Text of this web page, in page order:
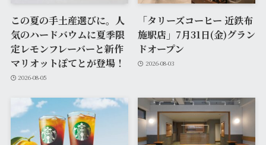
この夏の手土産選びに。人
気のハードバウムに夏季限
定レモンフレーバーと新作
マリオットぽてとが登場！
2026-08-05
「タリーズコーヒー 近鉄布
施駅店」7月31日(金)グラン
ドオープン
2026-08-03